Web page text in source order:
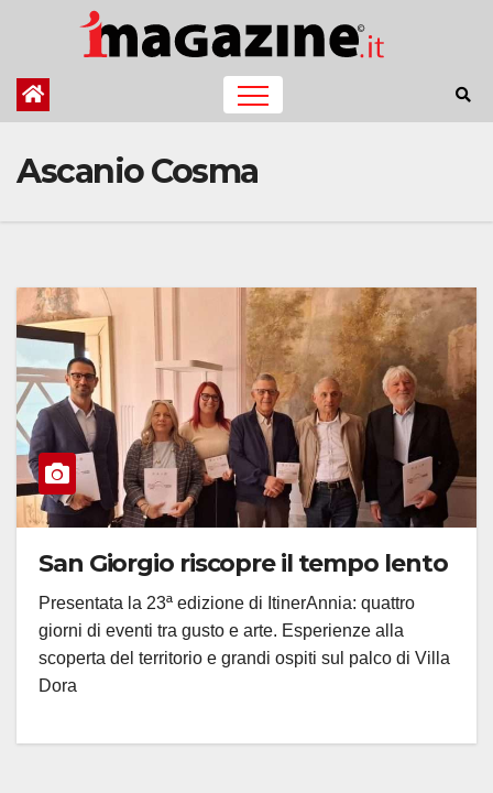
Ascanio Cosma
San Giorgio riscopre il tempo lento
Presentata la 23ª edizione di ItinerAnnia: quattro
giorni di eventi tra gusto e arte. Esperienze alla
scoperta del territorio e grandi ospiti sul palco di Villa
Dora